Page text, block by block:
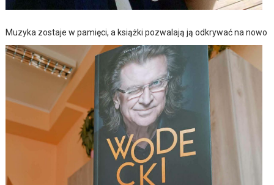
Muzyka zostaje w pamięci, a książki pozwalają ją odkrywać na nowo